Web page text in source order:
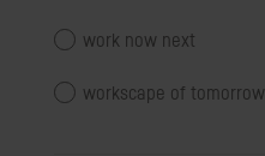
work now next
workscape of tomorrow